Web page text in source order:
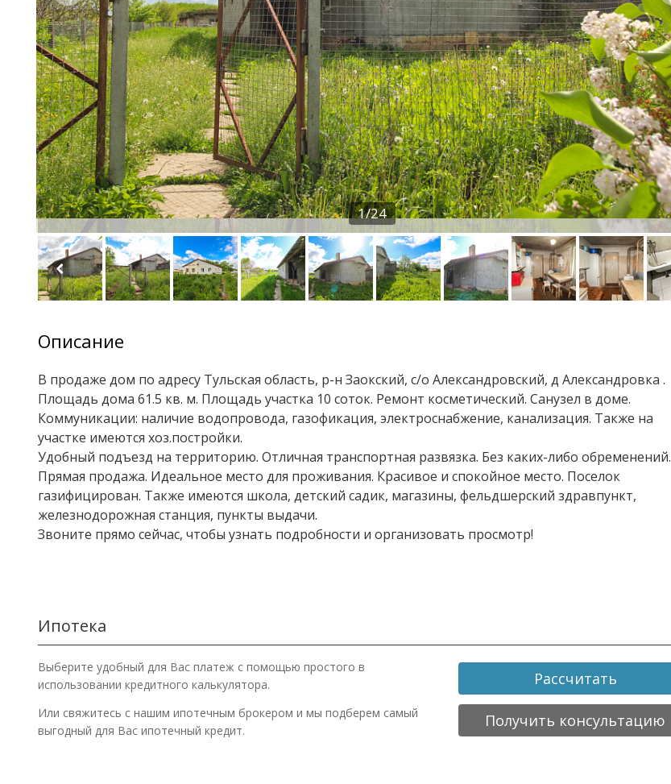
1/24
Описание
В продаже дом по адресу Тульская область, р-н Заокский, с/о Александровский, д Александровка .
Площадь дома 61.5 кв. м. Площадь участка 10 соток. Ремонт косметический. Санузел в доме.
Коммуникации: наличие водопровода, газофикация, электроснабжение, канализация. Также на
участке имеются хоз.постройки.
Удобный подъезд на территорию. Отличная транспортная развязка. Без каких-либо обременений.
Прямая продажа. Идеальное место для проживания. Красивое и спокойное место. Поселок
газифицирован. Также имеются школа, детский садик, магазины, фельдшерский здравпункт,
железнодорожная станция, пункты выдачи.
Звоните прямо сейчас, чтобы узнать подробности и организовать просмотр!
Ипотека
Выберите удобный для Вас платеж с помощью простого в
использовании кредитного калькулятора.
Рассчитать
Или свяжитесь с нашим ипотечным брокером и мы подберем самый
выгодный для Вас ипотечный кредит.
Получить консультацию